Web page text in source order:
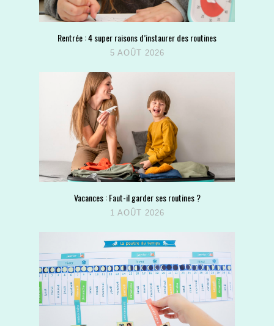
Rentrée : 4 super raisons d’instaurer des routines
5 AOÛT 2026
Vacances : Faut-il garder ses routines ?
1 AOÛT 2026